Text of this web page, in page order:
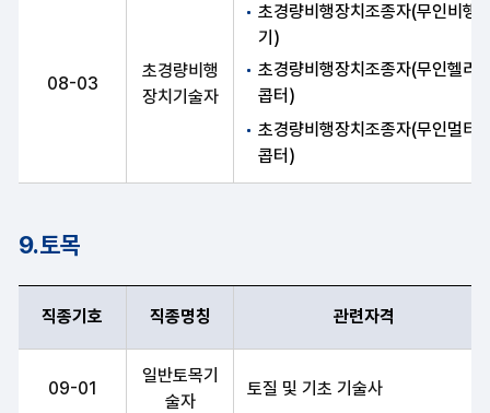
08-03
초경량비행
장치기술자
초경량비행장치조종자(무인비행
기)
초경량비행장치조종자(무인헬리
콥터)
초경량비행장치조종자(무인멀티
콥터)
9.토목
직종기호, 직종명칭, 관련자격 항목 순으로 토목 안내표
직종기호 직종명칭 관련자격
09-01
일반토목기
술자
토질 및 기초 기술사